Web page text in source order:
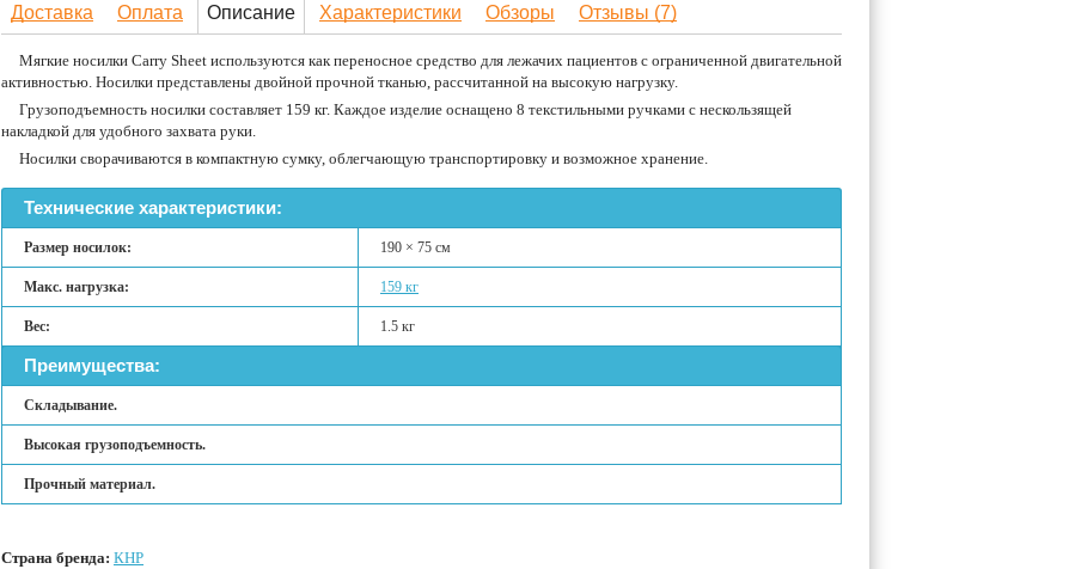
Доставка Оплата Описание Характеристики Обзоры Отзывы (7)
Мягкие носилки Carry Sheet используются как переносное средство для лежачих пациентов с ограниченной двигательной
активностью. Носилки представлены двойной прочной тканью, рассчитанной на высокую нагрузку.
Грузоподъемность носилки составляет 159 кг. Каждое изделие оснащено 8 текстильными ручками с нескользящей
накладкой для удобного захвата руки.
Носилки сворачиваются в компактную сумку, облегчающую транспортировку и возможное хранение.
Технические характеристики:
Размер носилок: 190 × 75 см
Макс. нагрузка: 159 кг
Вес: 1.5 кг
Преимущества:
Складывание.
Высокая грузоподъемность.
Прочный материал.
Страна бренда: КНР